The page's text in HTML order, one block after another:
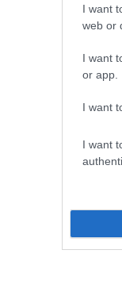
I want
web or
I want
or app.
I want
I want